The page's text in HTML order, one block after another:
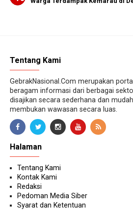
Tentang Kami
GebrakNasional.Com merupakan
beragam informasi dari berbagai
disajikan secara sederhana dan
membukan wawasan secara luas.
Halaman
Tentang Kami
Kontak Kami
Redaksi
Pedoman Media Siber
Syarat dan Ketentuan